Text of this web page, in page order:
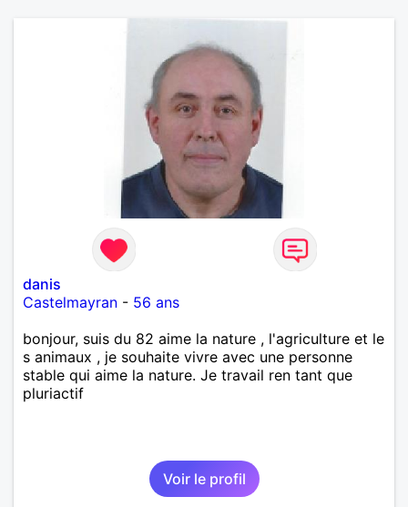
danis
Castelmayran - 56 ans
bonjour, suis du 82 aime la nature , l'agriculture et le
s animaux , je souhaite vivre avec une personne
stable qui aime la nature. Je travail ren tant que
pluriactif
Voir le profil